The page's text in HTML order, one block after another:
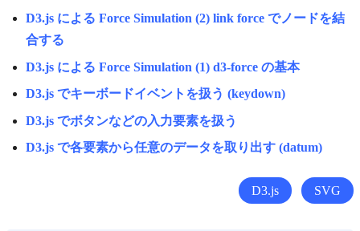
D3.js による Force Simulation (2) link force でノードを結
合する
D3.js による Force Simulation (1) d3-force の基本
D3.js でキーボードイベントを扱う (keydown)
D3.js でボタンなどの入力要素を扱う
D3.js で各要素から任意のデータを取り出す (datum)
D3.js SVG